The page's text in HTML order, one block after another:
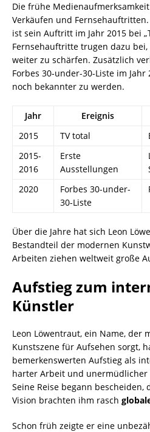
Die frühe
Verkäufen und
ist sein Auftritt im Jahr 2015 bei
Fernsehauftritte trugen dazu
weiter zu schärfen. Zusätzlich
Forbes 30-under-30-Liste im
noch bekannter zu werden.
Jahr Ereignis
2015
TV total
2015-
2016
Erste
Ausstellungen
2020
Forbes 30-under-
30-Liste
Über die Jahre hat sich Leon
Bestandteil der modernen
Arbeiten ziehen weltweit große
Aufstieg zum
Künstler
Leon Löwentraut, ein Name, der
Kunstszene für Aufsehen sorgt,
bemerkenswerten Aufstieg als
harter Arbeit und unermüdlicher
Seine Reise begann
Vision brachten ihm rasch
Schon früh zeigte er eine